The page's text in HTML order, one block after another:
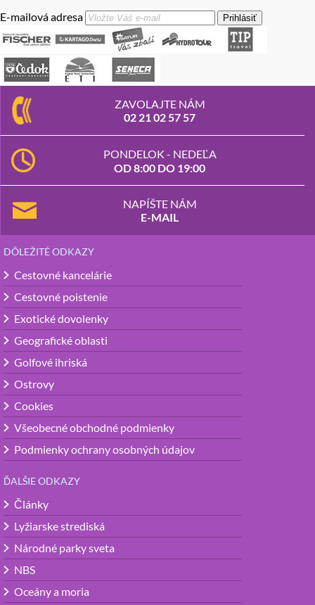
E-mailová adresa Prihlásiť
ZAVOLAJTE NÁM
02 21 02 57 57
PONDELOK - NEDEĽA
OD 8:00 DO 19:00
NAPÍŠTE NÁM
E-MAIL
DÔLEŽITÉ ODKAZY
Cestovné kancelárie
Cestovné poistenie
Exotické dovolenky
Geografické oblasti
Golfové ihriská
Ostrovy
Cookies
Všeobecné obchodné podmienky
Podmienky ochrany osobných údajov
ĎALŠIE ODKAZY
Články
Lyžiarske strediská
Národné parky sveta
NBS
Oceány a moria